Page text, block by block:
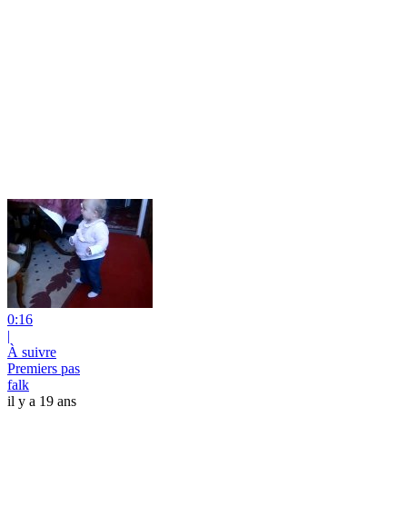
0:16
|
À suivre
Premiers pas
falk
il y a 19 ans